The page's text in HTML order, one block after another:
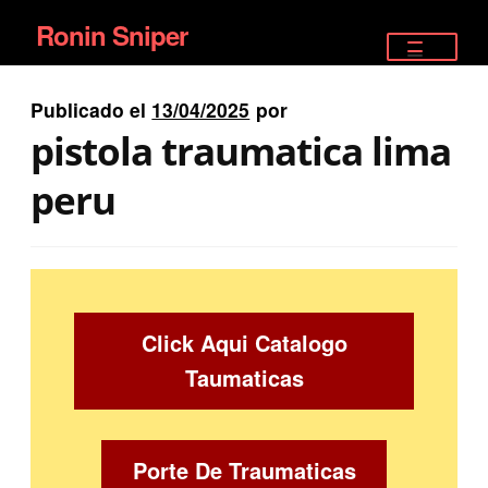
Ir
a
la
navegación
Ir
al
contenido
Ronin Sniper
EQUIPAMIENTO ÉLITE
Publicado el 13/04/2025 por
pistola traumatica lima
peru
Click Aqui Catalogo
Taumaticas
Porte De Traumaticas